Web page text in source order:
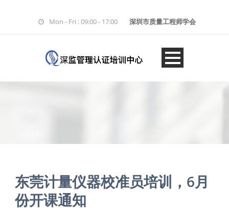
Mon - Fri : 09:00 - 17:00 深圳市质量工程师学会
东莞计量仪器校准员培训，6月
份开课通知